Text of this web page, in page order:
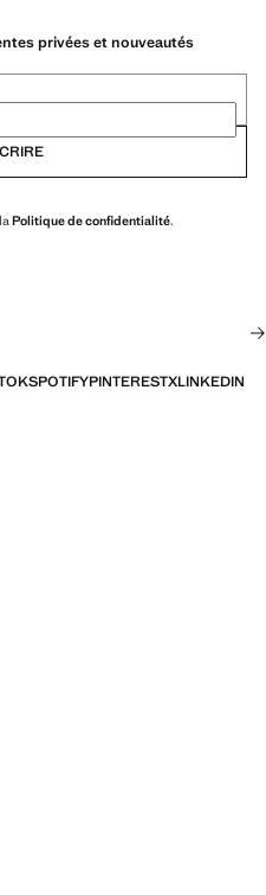
privées et nouveautés
Politique de confidentialité.
SPOTIFYPINTERESTXLINKEDIN